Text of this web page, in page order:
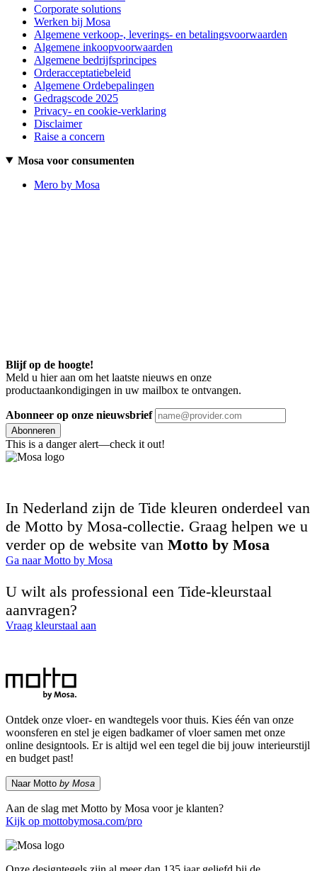
Corporate solutions
Werken bij Mosa
Algemene verkoop-, leverings- en betalingsvoorwaarden
Algemene inkoopvoorwaarden
Algemene bedrijfsprincipes
Orderacceptatiebeleid
Algemene Ordebepalingen
Gedragscode 2025
Privacy- en cookie-verklaring
Disclaimer
Raise a concern
Mosa voor consumenten
Mero by Mosa
Blijf op de hoogte!
Meld u hier aan om het laatste nieuws en onze
productaankondigingen in uw mailbox te ontvangen.
Abonneer op onze nieuwsbrief
Abonneren
This is a danger alert—check it out!
In Nederland zijn de Tide kleuren onderdeel van
de Motto by Mosa-collectie. Graag helpen we u
verder op de website van Motto by Mosa
Ga naar Motto by Mosa
U wilt als professional een Tide-kleurstaal
aanvragen?
Vraag kleurstaal aan
Ontdek onze vloer- en wandtegels voor thuis. Kies één van onze
woonsferen en stel je eigen badkamer of vloer samen met onze
online designtools. Er is altijd wel een tegel die bij jouw interieurstijl
en budget past!
Naar Motto by Mosa
Aan de slag met Motto by Mosa voor je klanten?
Kijk op mottobymosa.com/pro